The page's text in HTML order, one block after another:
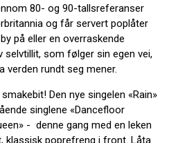
80- og 90-tallsreferanser
og får servert poplåter
på eller en overraskende
selvtillit, som følger sin egen vei,
verden rundt seg mener.
Den nye singelen «Rain»
singlene «Dancefloor
- denne gang med en leken
klassisk poprefreng i front. Låta